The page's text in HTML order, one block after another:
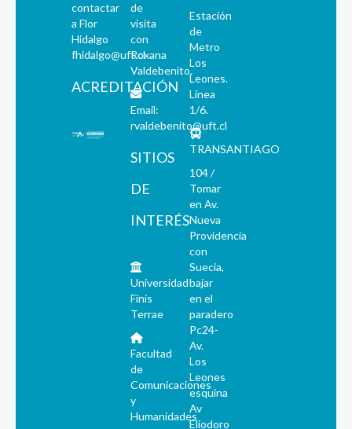
contactar
a Flor
Hidalgo
fhidalgo@uft.cl
ACREDITACIÓN
de
visita
con
Roxana
Valdebenito.
Email:
rvaldebenito@uft.cl
SITIOS
DE
INTERÉS
Universidad
Finis
Terrae
Facultad
de
Comunicaciones
y
Humanidades
Estación
de
Metro
Los
Leones.
Línea
1/6.
TRANSANTIAGO
104 /
Tomar
en Av.
Nueva
Providencia
con
Suecia,
bajar
en el
paradero
Pc24-
Av.
Los
Leones
esquina
Av
Eliodoro